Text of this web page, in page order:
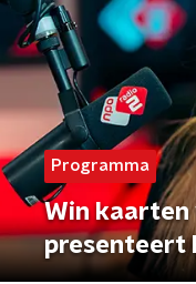
Programma
Win kaarten
presenteert